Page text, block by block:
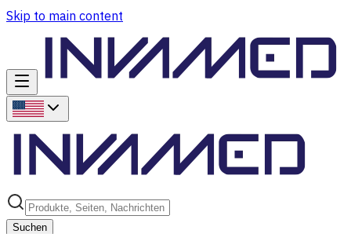
Skip to main content
Suchen